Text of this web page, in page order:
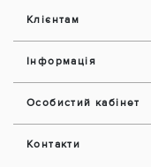
Клієнтам
Інформація
Особистий кабінет
Контакти